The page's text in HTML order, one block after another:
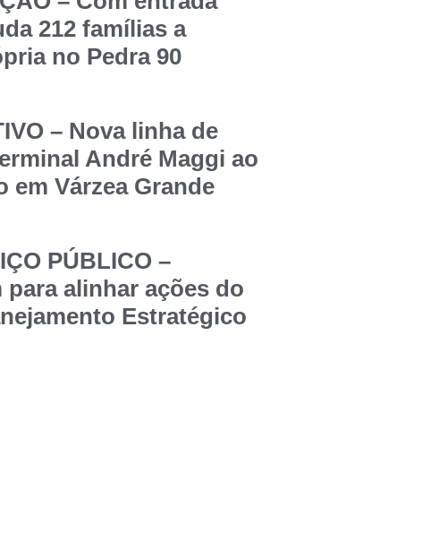
212 famílias a
no Pedra 90
– Nova linha de
André Maggi ao
em Várzea Grande
PÚBLICO –
para alinhar ações do
Estratégico